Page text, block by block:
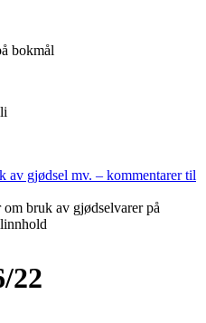
bokmål
av gjødsel mv. – kommentarer til
bruk av gjødselvarer på
22